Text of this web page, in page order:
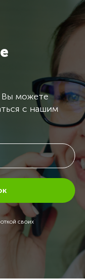
Вы можете
с нашим
своих